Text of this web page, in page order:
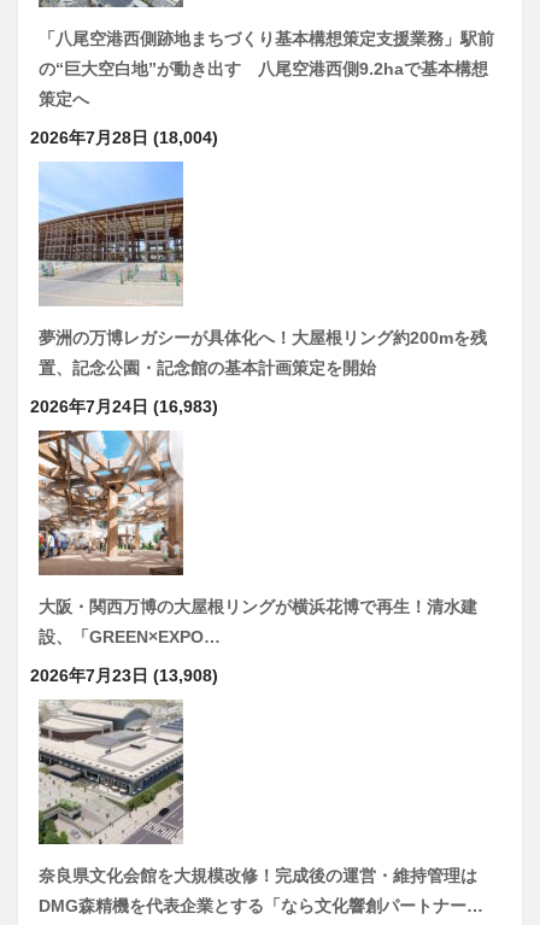
「八尾空港西側跡地まちづくり基本構想策定支援業務」駅前
の“巨大空白地”が動き出す 八尾空港西側9.2haで基本構想
策定へ
2026年7月28日 (18,004)
夢洲の万博レガシーが具体化へ！大屋根リング約200mを残
置、記念公園・記念館の基本計画策定を開始
2026年7月24日 (16,983)
大阪・関西万博の大屋根リングが横浜花博で再生！清水建
設、「GREEN×EXPO…
2026年7月23日 (13,908)
奈良県文化会館を大規模改修！完成後の運営・維持管理は
DMG森精機を代表企業とする「なら文化響創パートナー…